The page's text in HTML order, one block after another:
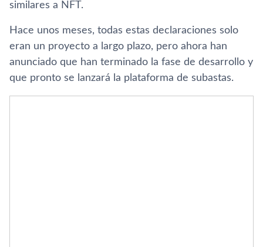
similares a NFT.
Hace unos meses, todas estas declaraciones solo
eran un proyecto a largo plazo, pero ahora han
anunciado que han terminado la fase de desarrollo y
que pronto se lanzará la plataforma de subastas.